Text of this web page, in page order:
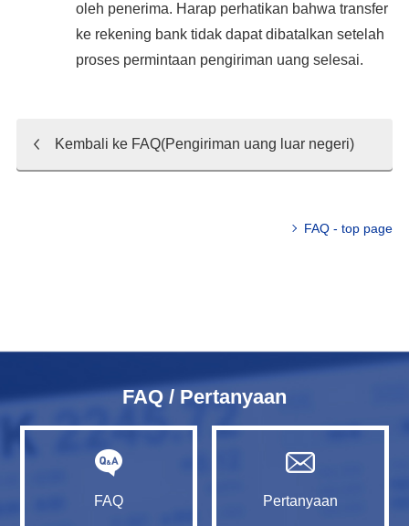
oleh penerima. Harap perhatikan bahwa transfer
ke rekening bank tidak dapat dibatalkan setelah
proses permintaan pengiriman uang selesai.
Kembali ke FAQ(Pengiriman uang luar negeri)
FAQ - top page
FAQ / Pertanyaan
FAQ Pertanyaan